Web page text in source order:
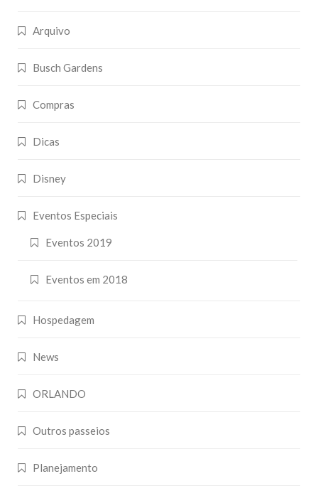
Arquivo
Busch Gardens
Compras
Dicas
Disney
Eventos Especiais
Eventos 2019
Eventos em 2018
Hospedagem
News
ORLANDO
Outros passeios
Planejamento